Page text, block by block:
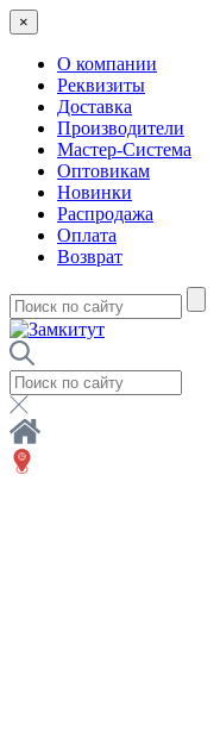
×
О компании
Реквизиты
Доставка
Производители
Мастер-Система
Оптовикам
Новинки
Распродажа
Оплата
Возврат